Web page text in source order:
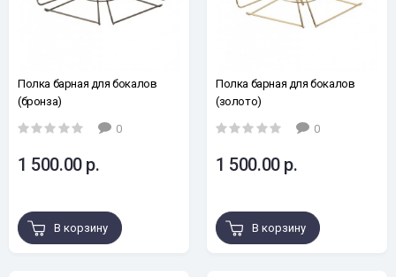
Полка барная для бокалов
(бронза)
0
1 500.00 р.
В корзину
Полка барная для бокалов
(золото)
0
1 500.00 р.
В корзину